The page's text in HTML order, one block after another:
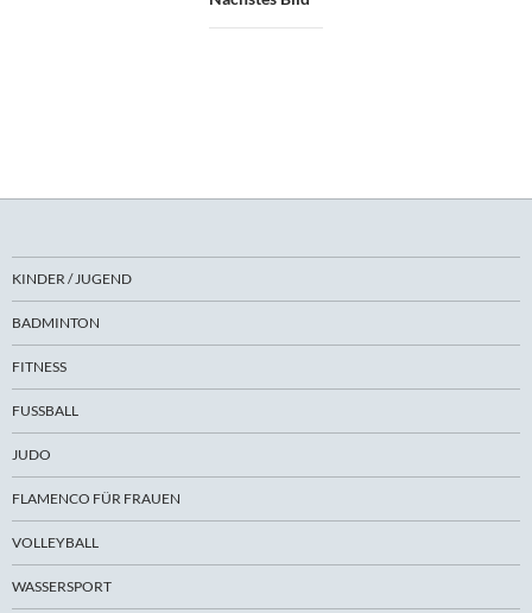
KINDER / JUGEND
BADMINTON
FITNESS
FUSSBALL
JUDO
FLAMENCO FÜR FRAUEN
VOLLEYBALL
WASSERSPORT